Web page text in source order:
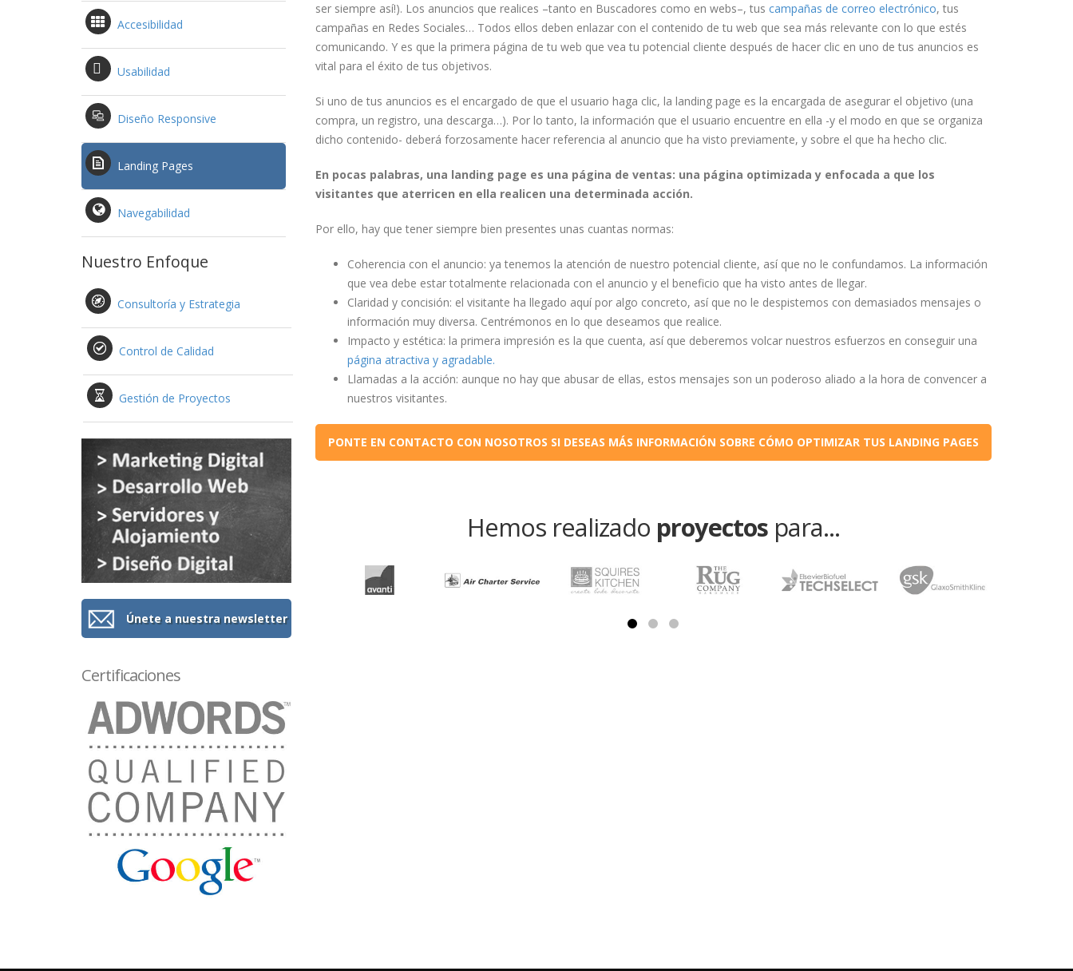
Accesibilidad
Usabilidad
Diseño Responsive
Landing Pages
Navegabilidad
Nuestro Enfoque
Consultoría y Estrategia
Control de Calidad
Gestión de Proyectos
Únete a nuestra newsletter
Certificaciones
ser siempre así!). Los anuncios que realices –tanto en Buscadores como en webs–, tus campañas de correo electrónico, tus
campañas en Redes Sociales… Todos ellos deben enlazar con el contenido de tu web que sea más relevante con lo que estés
comunicando. Y es que la primera página de tu web que vea tu potencial cliente después de hacer clic en uno de tus anuncios es
vital para el éxito de tus objetivos.
Si uno de tus anuncios es el encargado de que el usuario haga clic, la landing page es la encargada de asegurar el objetivo (una
compra, un registro, una descarga…). Por lo tanto, la información que el usuario encuentre en ella -y el modo en que se organiza
dicho contenido- deberá forzosamente hacer referencia al anuncio que ha visto previamente, y sobre el que ha hecho clic.
En pocas palabras, una landing page es una página de ventas: una página optimizada y enfocada a que los
visitantes que aterricen en ella realicen una determinada acción.
Por ello, hay que tener siempre bien presentes unas cuantas normas:
Coherencia con el anuncio: ya tenemos la atención de nuestro potencial cliente, así que no le confundamos. La información
que vea debe estar totalmente relacionada con el anuncio y el beneficio que ha visto antes de llegar.
Claridad y concisión: el visitante ha llegado aquí por algo concreto, así que no le despistemos con demasiados mensajes o
información muy diversa. Centrémonos en lo que deseamos que realice.
Impacto y estética: la primera impresión es la que cuenta, así que deberemos volcar nuestros esfuerzos en conseguir una
página atractiva y agradable.
Llamadas a la acción: aunque no hay que abusar de ellas, estos mensajes son un poderoso aliado a la hora de convencer a
nuestros visitantes.
PONTE EN CONTACTO CON NOSOTROS SI DESEAS MÁS INFORMACIÓN SOBRE CÓMO OPTIMIZAR TUS LANDING PAGES
Hemos realizado proyectos para...